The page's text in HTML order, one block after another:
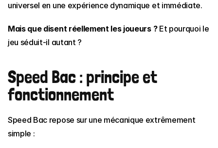
universel en une expérience dynamique et immédiate.
Mais que disent réellement les joueurs ? Et pourquoi le
jeu séduit-il autant ?
Speed Bac : principe et
fonctionnement
Speed Bac repose sur une mécanique extrêmement
simple :